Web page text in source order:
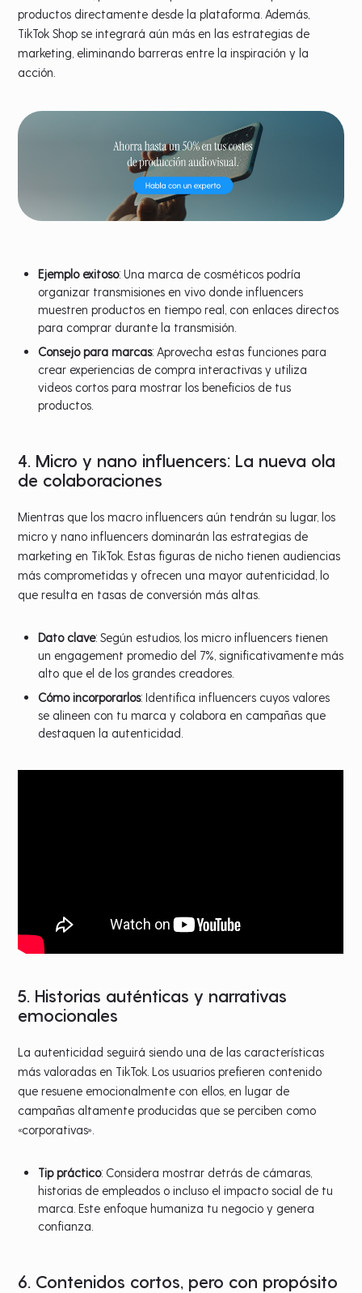
productos directamente desde la plataforma. Además,
TikTok Shop se integrará aún más en las estrategias de
marketing, eliminando barreras entre la inspiración y la
acción.
Ejemplo exitoso: Una marca de cosméticos podría
organizar transmisiones en vivo donde influencers
muestren productos en tiempo real, con enlaces directos
para comprar durante la transmisión.
Consejo para marcas: Aprovecha estas funciones para
crear experiencias de compra interactivas y utiliza
videos cortos para mostrar los beneficios de tus
productos.
4. Micro y nano influencers: La nueva ola
de colaboraciones
Mientras que los macro influencers aún tendrán su lugar, los
micro y nano influencers dominarán las estrategias de
marketing en TikTok. Estas figuras de nicho tienen audiencias
más comprometidas y ofrecen una mayor autenticidad, lo
que resulta en tasas de conversión más altas.
Dato clave: Según estudios, los micro influencers tienen
un engagement promedio del 7%, significativamente más
alto que el de los grandes creadores.
Cómo incorporarlos: Identifica influencers cuyos valores
se alineen con tu marca y colabora en campañas que
destaquen la autenticidad.
5. Historias auténticas y narrativas
emocionales
La autenticidad seguirá siendo una de las características
más valoradas en TikTok. Los usuarios prefieren contenido
que resuene emocionalmente con ellos, en lugar de
campañas altamente producidas que se perciben como
«corporativas».
Tip práctico: Considera mostrar detrás de cámaras,
historias de empleados o incluso el impacto social de tu
marca. Este enfoque humaniza tu negocio y genera
confianza.
6. Contenidos cortos, pero con propósito